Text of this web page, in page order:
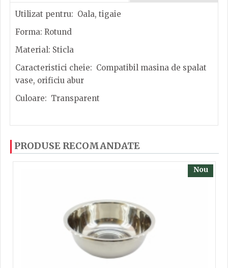
Utilizat pentru: Oala, tigaie
Forma: Rotund
Material: Sticla
Caracteristici cheie: Compatibil masina de spalat
vase, orificiu abur
Culoare: Transparent
cu ajutorul steluțelor, și scrieți părerea dvs. Pentru
a putea să scrieți părerea trebuie să fiți înregistrat.
PRODUSE RECOMANDATE
Nou